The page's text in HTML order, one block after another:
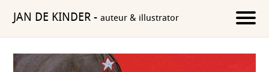
JAN DE KINDER- auteur & illustrator